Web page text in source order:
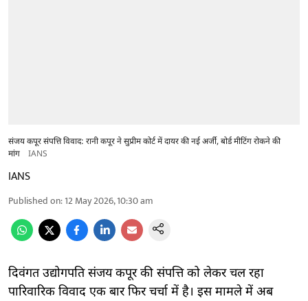
संजय कपूर संपत्ति विवाद: रानी कपूर ने सुप्रीम कोर्ट में दायर की नई अर्जी, बोर्ड मीटिंग रोकने की
मांग
IANS
IANS
Published on:12 May 2026, 10:30 am
दिवंगत उद्योगपति संजय कपूर की संपत्ति को लेकर चल रहा
पारिवारिक विवाद एक बार फिर चर्चा में है। इस मामले में अब